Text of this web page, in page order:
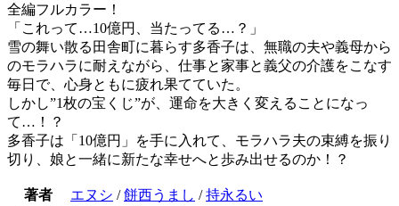
全編フルカラー！
「これって…10億円、当たってる…？」
雪の舞い散る田舎町に暮らす多香子は、無職の夫や義母から
のモラハラに耐えながら、仕事と家事と義父の介護をこなす
毎日で、心身ともに疲れ果てていた。
しかし”1枚の宝くじ”が、運命を大きく変えることになっ
て…！？
多香子は「10億円」を手に入れて、モラハラ夫の束縛を振り
切り、娘と一緒に新たな幸せへと歩み出せるのか！？
著者 エヌシ /餅西うまし /持永るい